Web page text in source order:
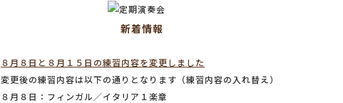
新着情報
８月８日と８月１５日の練習内容を変更しました
変更後の練習内容は以下の通りとなります（練習内容の入れ替え）
８月８日：フィンガル／イタリア１楽章